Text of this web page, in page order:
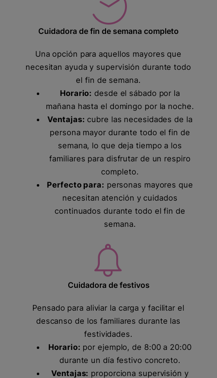
Cuidadora de fin de semana completo
Una opción para aquellos mayores que
necesitan ayuda y supervisión durante todo
el fin de semana.
Horario: desde el sábado por la
mañana hasta el domingo por la noche.
Ventajas: cubre las necesidades de la
persona mayor durante todo el fin de
semana, lo que deja tiempo a los
familiares para disfrutar de un respiro
completo.
Perfecto para: personas mayores que
necesitan atención y cuidados
continuados durante todo el fin de
semana.
Cuidadora de festivos
Pensado para aliviar la carga y facilitar el
descanso de los familiares durante las
festividades.
Horario: por ejemplo, de 8:00 a 20:00
durante un día festivo concreto.
Ventajas: proporciona supervisión y